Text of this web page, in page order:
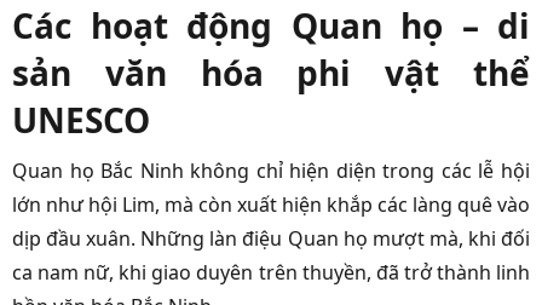
Các hoạt động Quan họ – di
sản văn hóa phi vật thể
UNESCO
Quan họ Bắc Ninh không chỉ hiện diện trong các lễ hội
lớn như hội Lim, mà còn xuất hiện khắp các làng quê vào
dịp đầu xuân. Những làn điệu Quan họ mượt mà, khi đối
ca nam nữ, khi giao duyên trên thuyền, đã trở thành linh